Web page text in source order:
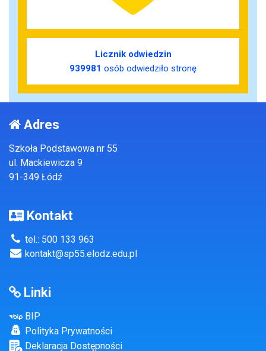
Licznik odwiedzin
939981 osób odwiedziło stronę
Adres
Szkoła Podstawowa nr 55
ul. Mackiewicza 9
91-349 Łódź
Kontakt
tel.: 500 133 963
kontakt@sp55.elodz.edu.pl
Linki
BIP
Polityka Prywatności
Deklaracja Dostępności